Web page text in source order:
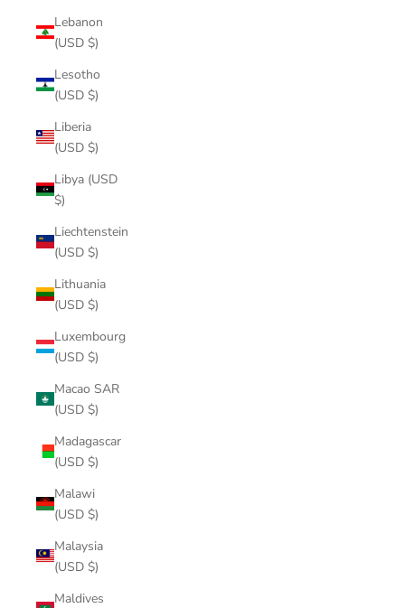
Lebanon
(USD $)
Lesotho
(USD $)
Liberia
(USD $)
Libya (USD
$)
Liechtenstein
(USD $)
Lithuania
(USD $)
Luxembourg
(USD $)
Macao SAR
(USD $)
Madagascar
(USD $)
Malawi
(USD $)
Malaysia
(USD $)
Maldives